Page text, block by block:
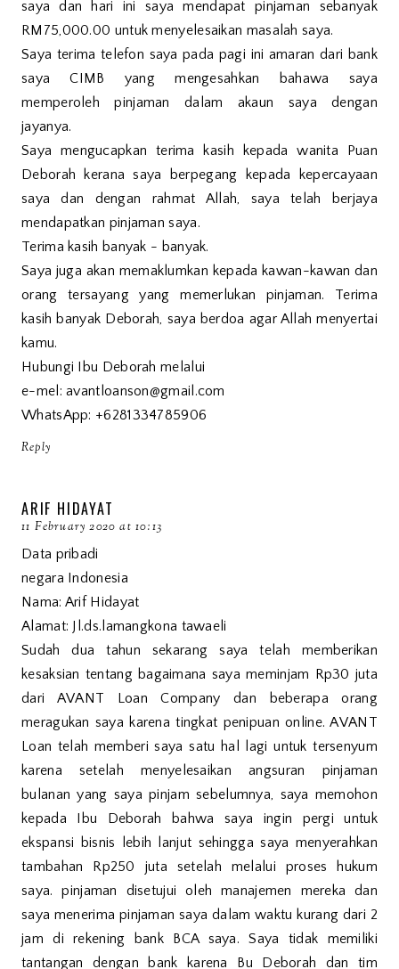
saya dan hari ini saya mendapat pinjaman sebanyak
RM75,000.00 untuk menyelesaikan masalah saya.
Saya terima telefon saya pada pagi ini amaran dari bank
saya CIMB yang mengesahkan bahawa saya
memperoleh pinjaman dalam akaun saya dengan
jayanya.
Saya mengucapkan terima kasih kepada wanita Puan
Deborah kerana saya berpegang kepada kepercayaan
saya dan dengan rahmat Allah, saya telah berjaya
mendapatkan pinjaman saya.
Terima kasih banyak - banyak.
Saya juga akan memaklumkan kepada kawan-kawan dan
orang tersayang yang memerlukan pinjaman. Terima
kasih banyak Deborah, saya berdoa agar Allah menyertai
kamu.
Hubungi Ibu Deborah melalui
e-mel: avantloanson@gmail.com
WhatsApp: +6281334785906
Reply
ARIF HIDAYAT
11 February 2020 at 10:13
Data pribadi
negara Indonesia
Nama: Arif Hidayat
Alamat: Jl.ds.lamangkona tawaeli
Sudah dua tahun sekarang saya telah memberikan
kesaksian tentang bagaimana saya meminjam Rp30 juta
dari AVANT Loan Company dan beberapa orang
meragukan saya karena tingkat penipuan online. AVANT
Loan telah memberi saya satu hal lagi untuk tersenyum
karena setelah menyelesaikan angsuran pinjaman
bulanan yang saya pinjam sebelumnya, saya memohon
kepada Ibu Deborah bahwa saya ingin pergi untuk
ekspansi bisnis lebih lanjut sehingga saya menyerahkan
tambahan Rp250 juta setelah melalui proses hukum
saya. pinjaman disetujui oleh manajemen mereka dan
saya menerima pinjaman saya dalam waktu kurang dari 2
jam di rekening bank BCA saya. Saya tidak memiliki
tantangan dengan bank karena Bu Deborah dan tim